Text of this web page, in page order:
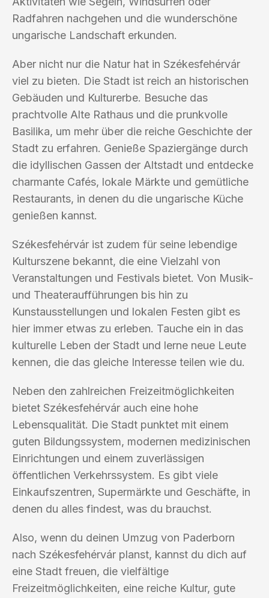
Radfahren nachgehen und die wunderschöne
ungarische Landschaft erkunden.
Aber nicht nur die Natur hat in Székesfehérvár
viel zu bieten. Die Stadt ist reich an historischen
Gebäuden und Kulturerbe. Besuche das
prachtvolle Alte Rathaus und die prunkvolle
Basilika, um mehr über die reiche Geschichte der
Stadt zu erfahren. Genieße Spaziergänge durch
die idyllischen Gassen der Altstadt und entdecke
charmante Cafés, lokale Märkte und gemütliche
Restaurants, in denen du die ungarische Küche
genießen kannst.
Székesfehérvár ist zudem für seine lebendige
Kulturszene bekannt, die eine Vielzahl von
Veranstaltungen und Festivals bietet. Von Musik-
und Theateraufführungen bis hin zu
Kunstausstellungen und lokalen Festen gibt es
hier immer etwas zu erleben. Tauche ein in das
kulturelle Leben der Stadt und lerne neue Leute
kennen, die das gleiche Interesse teilen wie du.
Neben den zahlreichen Freizeitmöglichkeiten
bietet Székesfehérvár auch eine hohe
Lebensqualität. Die Stadt punktet mit einem
guten Bildungssystem, modernen medizinischen
Einrichtungen und einem zuverlässigen
öffentlichen Verkehrssystem. Es gibt viele
Einkaufszentren, Supermärkte und Geschäfte, in
denen du alles findest, was du brauchst.
Also, wenn du deinen Umzug von Paderborn
nach Székesfehérvár planst, kannst du dich auf
eine Stadt freuen, die vielfältige
Freizeitmöglichkeiten, eine reiche Kultur, gute